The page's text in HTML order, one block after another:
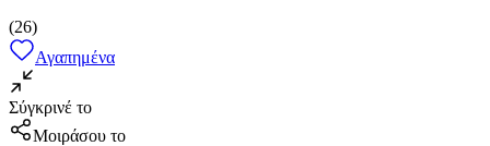
(26)
Αγαπημένα
Σύγκρινέ το
Μοιράσου το